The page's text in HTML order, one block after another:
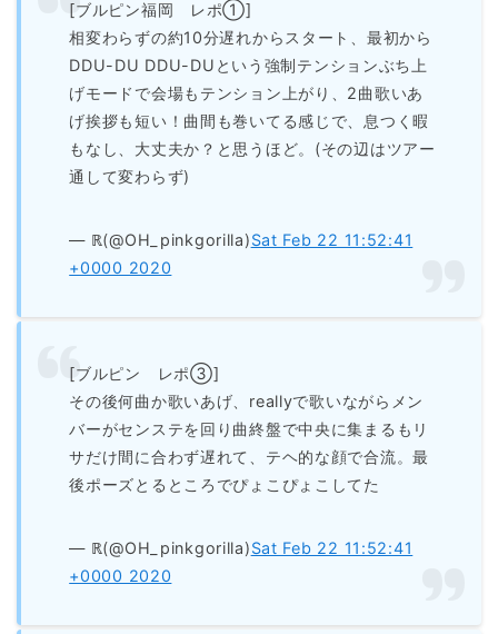
[ブルピン福岡 レポ①]
相変わらずの約10分遅れからスタート、最初から
DDU-DU DDU-DUという強制テンションぶち上
げモードで会場もテンション上がり、2曲歌いあ
げ挨拶も短い！曲間も巻いてる感じで、息つく暇
もなし、大丈夫か？と思うほど。(その辺はツアー
通して変わらず)
— ℝ(@OH_pinkgorilla)Sat Feb 22 11:52:41
+0000 2020
[ブルピン レポ③]
その後何曲か歌いあげ、reallyで歌いながらメン
バーがセンステを回り曲終盤で中央に集まるもリ
サだけ間に合わず遅れて、テヘ的な顔で合流。最
後ポーズとるところでぴょこぴょこしてた
— ℝ(@OH_pinkgorilla)Sat Feb 22 11:52:41
+0000 2020